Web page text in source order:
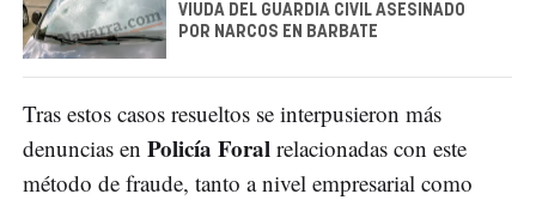
VIUDA DEL GUARDIA CIVIL ASESINADO
POR NARCOS EN BARBATE
Tras estos casos resueltos se interpusieron más
denuncias en Policía Foral relacionadas con este
método de fraude, tanto a nivel empresarial como